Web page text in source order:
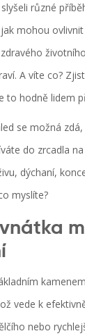
různé
mohou
A víte co?
to hodně lidem
se možná
do zrcadla
dýchaní,
myslíte?
vede k
nebo